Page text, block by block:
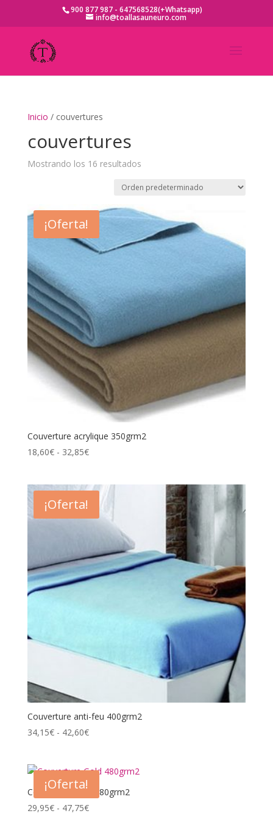
900 877 987 - 647568528(+Whatsapp)
info@toallasauneuro.com
Inicio / couvertures
couvertures
Mostrando los 16 resultados
¡Oferta!
Couverture acrylique 350grm2
18,60€ - 32,85€Rango
desde
hasta
¡Oferta!
Couverture anti-feu 400grm2
34,15€ - 42,60€Rango
desde
34,15€
hasta
¡Oferta!
Couverture Gold 480grm2
29,95€ - 47,75€Rango